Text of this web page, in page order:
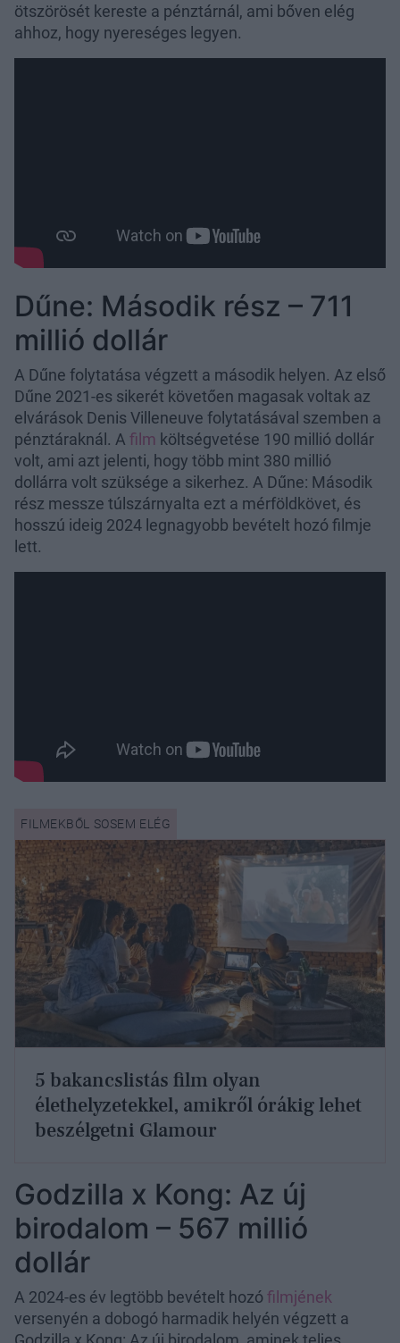
ötszörösét kereste a pénztárnál, ami bőven elég
ahhoz, hogy nyereséges legyen.
Dűne: Második rész – 711
millió dollár
A Dűne folytatása végzett a második helyen. Az első
Dűne 2021-es sikerét követően magasak voltak az
elvárások Denis Villeneuve folytatásával szemben a
pénztáraknál. A film költségvetése 190 millió dollár
volt, ami azt jelenti, hogy több mint 380 millió
dollárra volt szüksége a sikerhez. A Dűne: Második
rész messze túlszárnyalta ezt a mérföldkövet, és
hosszú ideig 2024 legnagyobb bevételt hozó filmje
lett.
5 bakancslistás film olyan
élethelyzetekkel, amikről órákig lehet
beszélgetni Glamour
Godzilla x Kong: Az új
birodalom – 567 millió
dollár
A 2024-es év legtöbb bevételt hozó filmjének
versenyén a dobogó harmadik helyén végzett a